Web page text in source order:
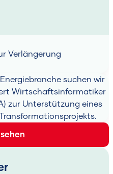
Verlängerung
suchen wir
Wirtschaftsinformatiker
zur Unterstützung eines